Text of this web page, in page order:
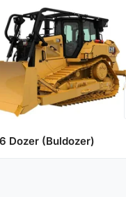
Dozer (Buldozer)